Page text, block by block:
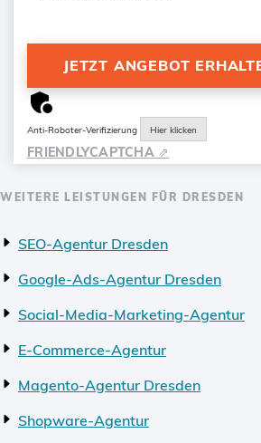
Anti-Roboter-Verifizierung Hier klicken
FRIENDLYCAPTCHA ⇗
WEITERE LEISTUNGEN FÜR DRESDEN
SEO-Agentur Dresden
Google-Ads-Agentur Dresden
Social-Media-Marketing-Agentur
E-Commerce-Agentur
Magento-Agentur Dresden
Shopware-Agentur